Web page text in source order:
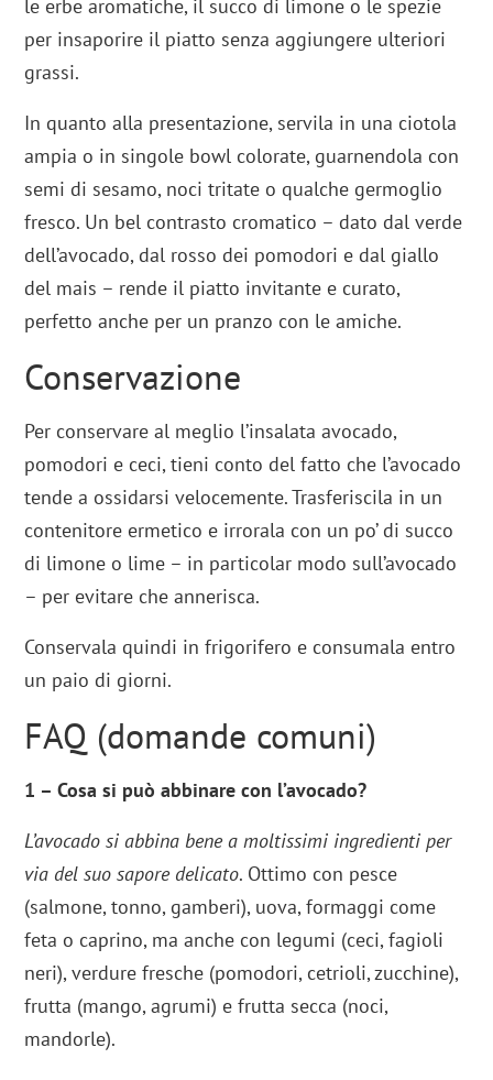
le erbe aromatiche, il succo di limone o le spezie
per insaporire il piatto senza aggiungere ulteriori
grassi.
In quanto alla presentazione, servila in una ciotola
ampia o in singole bowl colorate, guarnendola con
semi di sesamo, noci tritate o qualche germoglio
fresco. Un bel contrasto cromatico – dato dal verde
dell’avocado, dal rosso dei pomodori e dal giallo
del mais – rende il piatto invitante e curato,
perfetto anche per un pranzo con le amiche.
Conservazione
Per conservare al meglio l’insalata avocado,
pomodori e ceci, tieni conto del fatto che l’avocado
tende a ossidarsi velocemente. Trasferiscila in un
contenitore ermetico e irrorala con un po’ di succo
di limone o lime – in particolar modo sull’avocado
– per evitare che annerisca.
Conservala quindi in frigorifero e consumala entro
un paio di giorni.
FAQ (domande comuni)
1 – Cosa si può abbinare con l’avocado?
L’avocado si abbina bene a moltissimi ingredienti per
via del suo sapore delicato. Ottimo con pesce
(salmone, tonno, gamberi), uova, formaggi come
feta o caprino, ma anche con legumi (ceci, fagioli
neri), verdure fresche (pomodori, cetrioli, zucchine),
frutta (mango, agrumi) e frutta secca (noci,
mandorle).